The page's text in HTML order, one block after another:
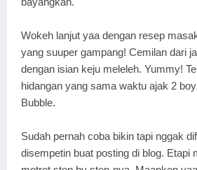
Wokeh lanjut yaa dengan resep
yang suuper gampang! Cemilan dari
dengan isian keju meleleh. Yummy!
hidangan yang sama waktu ajak 2
Bubble.
Sudah pernah coba bikin tapi nggak
disempetin buat posting di blog. Etapi